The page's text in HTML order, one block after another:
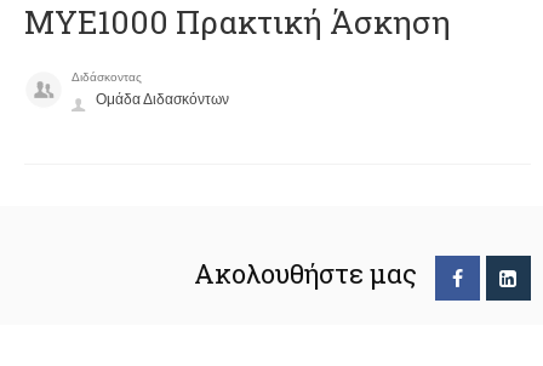
ΜΥΕ1000 Πρακτική Άσκηση
Διδάσκοντας
Ομάδα Διδασκόντων
Ακολουθήστε μας